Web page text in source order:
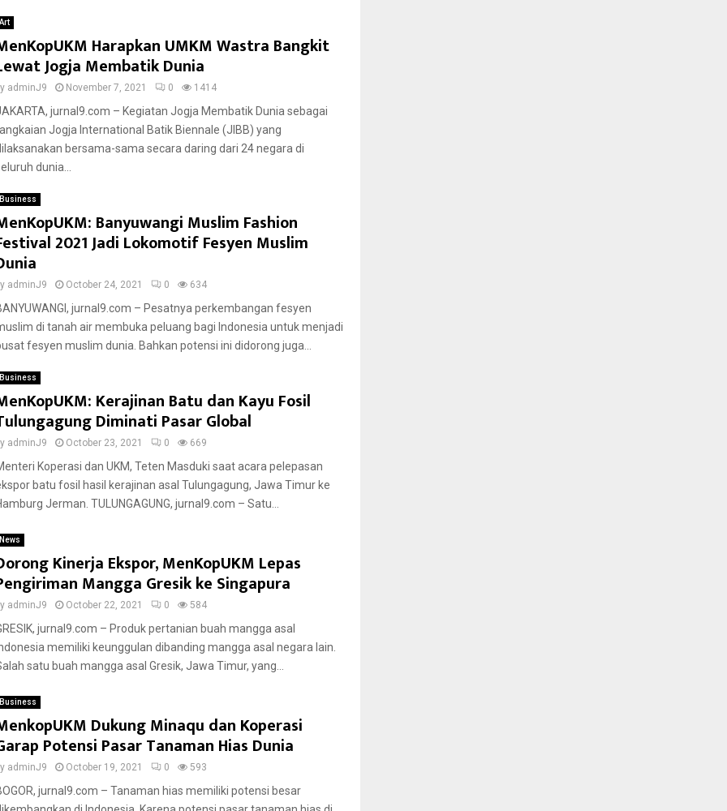
Art
Harapkan UMKM Wastra Bangkit
Jogja Membatik Dunia
adminJ9 November 7, 2021 0 1414
jurnal9.com – Kegiatan Jogja Membatik Dunia sebagai
Jogja International Batik Biennale (JIBB) yang
bersama-sama secara daring dari 24 negara di
dunia...
Business
Banyuwangi Muslim Fashion
2021 Jadi Lokomotif Fesyen Muslim
adminJ9 October 24, 2021 0 634
jurnal9.com – Pesatnya perkembangan fesyen
di tanah air membuka peluang bagi Indonesia untuk menjadi
fesyen muslim dunia. Bahkan potensi ini didorong juga...
Business
Kerajinan Batu dan Kayu Fosil
Diminati Pasar Global
adminJ9 October 23, 2021 0 669
Koperasi dan UKM, Teten Masduki saat acara pelepasan
batu fosil hasil kerajinan asal Tulungagung, Jawa Timur ke
Jerman. TULUNGAGUNG, jurnal9.com – Satu...
News
Kinerja Ekspor, MenKopUKM Lepas
Mangga Gresik ke Singapura
adminJ9 October 22, 2021 0 584
jurnal9.com – Produk pertanian buah mangga asal
memiliki keunggulan dibanding mangga asal negara lain.
satu buah mangga asal Gresik, Jawa Timur, yang...
Business
Dukung Minaqu dan Koperasi
Potensi Pasar Tanaman Hias Dunia
adminJ9 October 19, 2021 0 593
jurnal9.com – Tanaman hias memiliki potensi besar